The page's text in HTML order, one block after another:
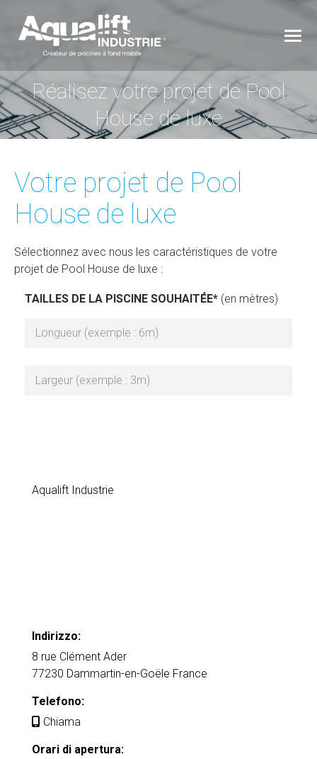
Réalisez votre projet de Pool
House de luxe
You are here:
Votre projet de Pool
House de luxe
Sélectionnez avec nous les caractéristiques de votre
projet de Pool House de luxe :
TAILLES DE LA PISCINE SOUHAITÉE* (en mètres)
Aqualift Industrie
Indirizzo:
8 rue Clément Ader
77230 Dammartin-en-Goële France
Telefono:
Chiama
Orari di apertura: